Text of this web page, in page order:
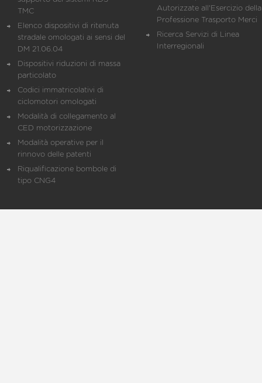
TMC
Elenco dispositivi di ritenuta
stradale omologati ai sensi del
DM 21.06.04
Dispositivi riduzioni di massa
particolato
Codici immatricolativi di
ciclomotori omologati
Modalità di collegamento al
CED motorizzazione
Modalità operative per il
rinnovo delle patenti
Riqualificazione bombole di
tipo CNG4
Autorizzate all'Esercizio della
Professione Trasporto Merci
Ricerca Servizi di Linea
Interregionali